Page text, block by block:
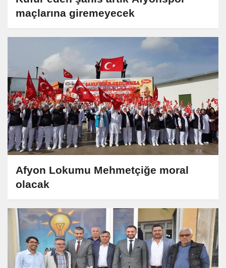
maçlarına giremeyecek
Afyon Lokumu Mehmetçiğe moral
olacak